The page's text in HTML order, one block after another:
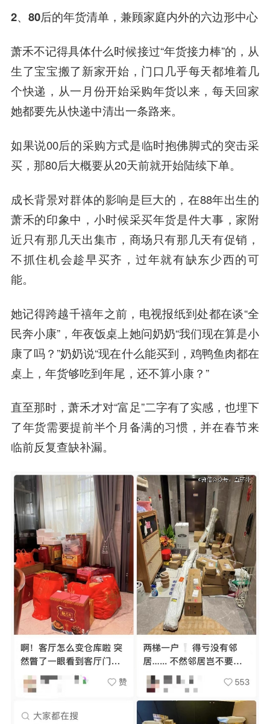
2、80后的年货清单， 兼顾家庭内外的六边形中心
萧禾不记得具体什么时候接过“年货接力棒”的，从
生了宝宝搬了新家开始，门口几乎每天都堆着几
个快递，从一月份开始采购年货以来，每天回家
她都要先从快递中清出一条路来。
如果说00后的采购方式是临时抱佛脚式的突击采
买，那80后大概要从20天前就开始陆续下单。
成长背景对群体的影响是巨大的，在88年出生的
萧禾的印象中，小时候采买年货是件大事，家附
近只有那几天出集市，商场只有那几天有促销，
不抓住机会趁早买齐，过年就有缺东少西的可
能。
她记得跨越千禧年之前，电视报纸到处都在谈“全
民奔小康”，年夜饭桌上她问奶奶“我们现在算是小
康了吗？”奶奶说“现在什么能买到，鸡鸭鱼肉都在
桌上，年货够吃到年尾，还不算小康？”
直至那时，萧禾才对“富足”二字有了实感，也埋下
了年货需要提前半个月备满的习惯，并在春节来
临前反复查缺补漏。